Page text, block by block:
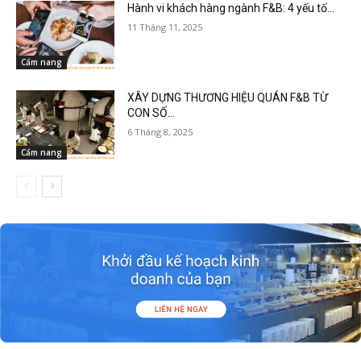
Cẩm nang
Hành vi khách hàng ngành F&B: 4 yếu tố...
11 Tháng 11, 2025
Cẩm nang
XÂY DỰNG THƯƠNG HIỆU QUÁN F&B TỪ
CON SỐ...
6 Tháng 8, 2025